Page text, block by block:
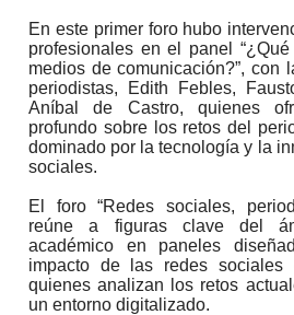
En este primer foro hubo
profesionales en el panel
medios de comunicación?”, con
periodistas, Edith Febles,
Aníbal de Castro, quienes
profundo sobre los retos del
dominado por la tecnología y la
sociales.
El foro “Redes sociales,
reúne a figuras clave del
académico en paneles
impacto de las redes sociales
quienes analizan los retos
un entorno digitalizado.